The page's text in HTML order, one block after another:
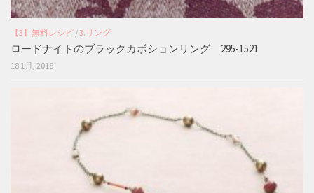
【3】無料レシピ /3.リング
ロードナイトのブラックカボションリング 295-1521
18 1月, 2018